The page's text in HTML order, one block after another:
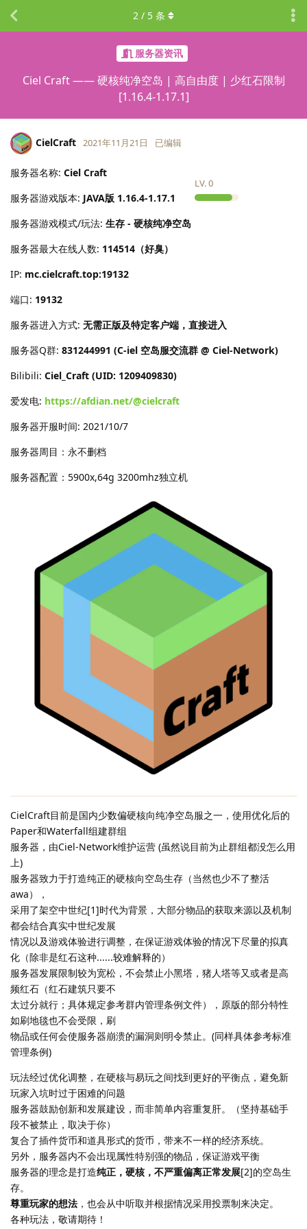
服务器资讯
Ciel Craft —— 硬核纯净空岛 | 高自由度 | 少红石限制
[1.16.4-1.17.1]
2 / 5 条
CielCraft
LV.0
2021年11月21日 已编辑
服务器名称: Ciel Craft
服务器游戏版本: JAVA版 1.16.4-1.17.1
服务器游戏模式/玩法: 生存 - 硬核纯净空岛
服务器最大在线人数: 114514（好臭）
IP: mc.cielcraft.top:19132
端口: 19132
服务器进入方式: 无需正版及特定客户端，直接进入
服务器Q群: 831244991 (C-iel 空岛服交流群 @ Ciel-Network)
Bilibili: Ciel_Craft (UID: 1209409830)
爱发电: https://afdian.net/@cielcraft
服务器开服时间: 2021/10/7
服务器周目：永不删档
服务器配置：5900x,64g 3200mhz独立机
CielCraft目前是国内少数偏硬核向纯净空岛服之一，使用优化后的
Paper和Waterfall组建群组
服务器，由Ciel-Network维护运营 (虽然说目前为止群组都没怎么用
上)
服务器致力于打造纯正的硬核向空岛生存（当然也少不了整活
awa），
采用了架空中世纪[1]时代为背景，大部分物品的获取来源以及机制
都会结合真实中世纪发展
情况以及游戏体验进行调整，在保证游戏体验的情况下尽量的拟真
化（除非是红石这种......较难解释的）
服务器发展限制较为宽松，不会禁止小黑塔，猪人塔等又或者是高
频红石（红石建筑只要不
太过分就行；具体规定参考群内管理条例文件），原版的部分特性
如刷地毯也不会受限，刷
物品或任何会使服务器崩溃的漏洞则明令禁止。(同样具体参考标准
管理条例)
玩法经过优化调整，在硬核与易玩之间找到更好的平衡点，避免新
玩家入坑时过于困难的问题
服务器鼓励创新和发展建设，而非简单内容重复肝。（坚持基础手
段不被禁止，取决于你）
复合了插件货币和道具形式的货币，带来不一样的经济系统。
另外，服务器内不会出现属性特别强的物品，保证游戏平衡
服务器的理念是打造纯正，硬核，不严重偏离正常发展[2]的空岛生
存。
尊重玩家的想法 ，也会从中听取并根据情况采用投票制来决定。
各种玩法，敬请期待！